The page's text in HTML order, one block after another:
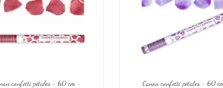
confetti pétales - 60 cm -
Canon confetti pétales - 60